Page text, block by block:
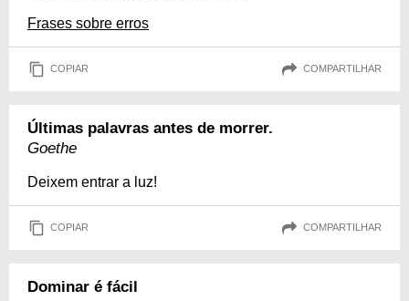
Frases sobre erros
COPIAR COMPARTILHAR
Últimas palavras antes de morrer.
Goethe
Deixem entrar a luz!
COPIAR COMPARTILHAR
Dominar é fácil